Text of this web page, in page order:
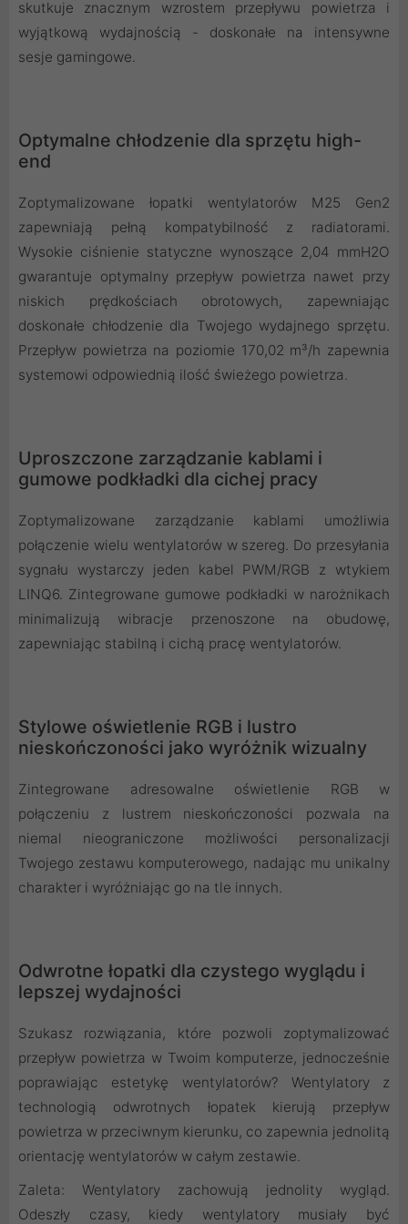
skutkuje znacznym wzrostem przepływu powietrza i
wyjątkową wydajnością - doskonałe na intensywne
sesje gamingowe.
Optymalne chłodzenie dla sprzętu high-
end
Zoptymalizowane łopatki wentylatorów M25 Gen2
zapewniają pełną kompatybilność z radiatorami.
Wysokie ciśnienie statyczne wynoszące 2,04 mmH2O
gwarantuje optymalny przepływ powietrza nawet przy
niskich prędkościach obrotowych, zapewniając
doskonałe chłodzenie dla Twojego wydajnego sprzętu.
Przepływ powietrza na poziomie 170,02 m³/h zapewnia
systemowi odpowiednią ilość świeżego powietrza.
Uproszczone zarządzanie kablami i
gumowe podkładki dla cichej pracy
Zoptymalizowane zarządzanie kablami umożliwia
połączenie wielu wentylatorów w szereg. Do przesyłania
sygnału wystarczy jeden kabel PWM/RGB z wtykiem
LINQ6. Zintegrowane gumowe podkładki w narożnikach
minimalizują wibracje przenoszone na obudowę,
zapewniając stabilną i cichą pracę wentylatorów.
Stylowe oświetlenie RGB i lustro
nieskończoności jako wyróżnik wizualny
Zintegrowane adresowalne oświetlenie RGB w
połączeniu z lustrem nieskończoności pozwala na
niemal nieograniczone możliwości personalizacji
Twojego zestawu komputerowego, nadając mu unikalny
charakter i wyróżniając go na tle innych.
Odwrotne łopatki dla czystego wyglądu i
lepszej wydajności
Szukasz rozwiązania, które pozwoli zoptymalizować
przepływ powietrza w Twoim komputerze, jednocześnie
poprawiając estetykę wentylatorów? Wentylatory z
technologią odwrotnych łopatek kierują przepływ
powietrza w przeciwnym kierunku, co zapewnia jednolitą
orientację wentylatorów w całym zestawie.
Zaleta: Wentylatory zachowują jednolity wygląd.
Odeszły czasy, kiedy wentylatory musiały być